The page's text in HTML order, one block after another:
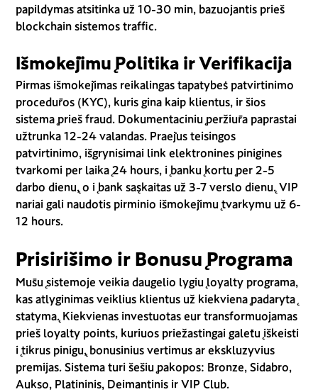
papildymas atsitinka už 10-30 min, bazuojantis prieš
blockchain sistemos traffic.
Išmokėjimų Politika ir Verifikacija
Pirmas išmokėjimas reikalingas tapatybės patvirtinimo
procedūros (KYC), kuris gina kaip klientus, ir šios
sistemą prieš fraud. Dokumentacinių peržiūra paprastai
užtrunka 12-24 valandas. Praėjus teisingos
patvirtinimo, išgrynisimai link elektronines pinigines
tvarkomi per laiką 24 hours, į bankų kortų per 2-5
darbo dienų, o į bank sąskaitas už 3-7 verslo dienų. VIP
nariai gali naudotis pirminio išmokėjimų tvarkymu už 6-
12 hours.
Prisirišimo ir Bonusų Programa
Mūsų sistemoje veikia daugelio lygių loyalty programa,
kas atlyginimas veiklius klientus už kiekvieną padarytą
statymą. Kiekvienas investuotas eur transformuojamas
prieš loyalty points, kuriuos priežastingai galėtų iškeisti
į tikrus pinigų, bonusinius vertimus ar ekskluzyvius
premijas. Sistema turi šešių pakopos: Bronze, Sidabro,
Aukso, Platininis, Deimantinis ir VIP Club.